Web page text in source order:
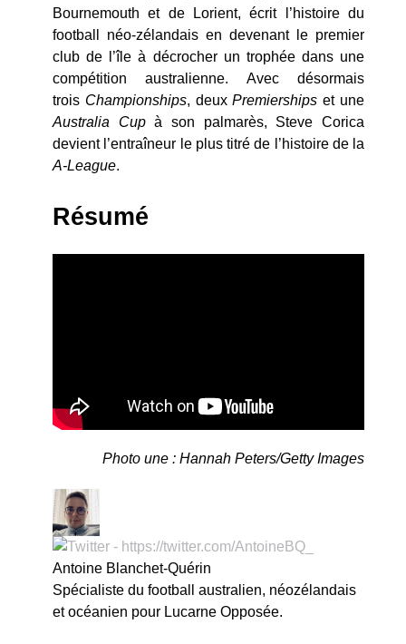
Bournemouth et de Lorient, écrit l’histoire du
football néo-zélandais en devenant le premier
club de l’île à décrocher un trophée dans une
compétition australienne. Avec désormais
trois Championships, deuxPremierships et une
Australia Cupà son palmarès, Steve Corica
devient l’entraîneur le plus titré de l’histoire de la
A-League.
Résumé
Photo une : Hannah Peters/Getty Images
Antoine Blanchet-Quérin
Spécialiste du football australien, néozélandais
et océanien pour Lucarne Opposée.